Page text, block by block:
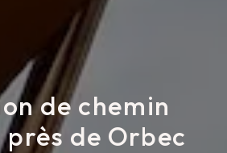
de chemin
près de Orbec